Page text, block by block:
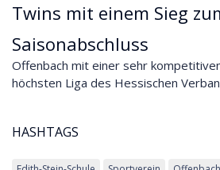
Twins mit einem Sieg
Saisonabschluss
Offenbach mit einer sehr
höchsten Liga des Hessischen
HASHTAGS